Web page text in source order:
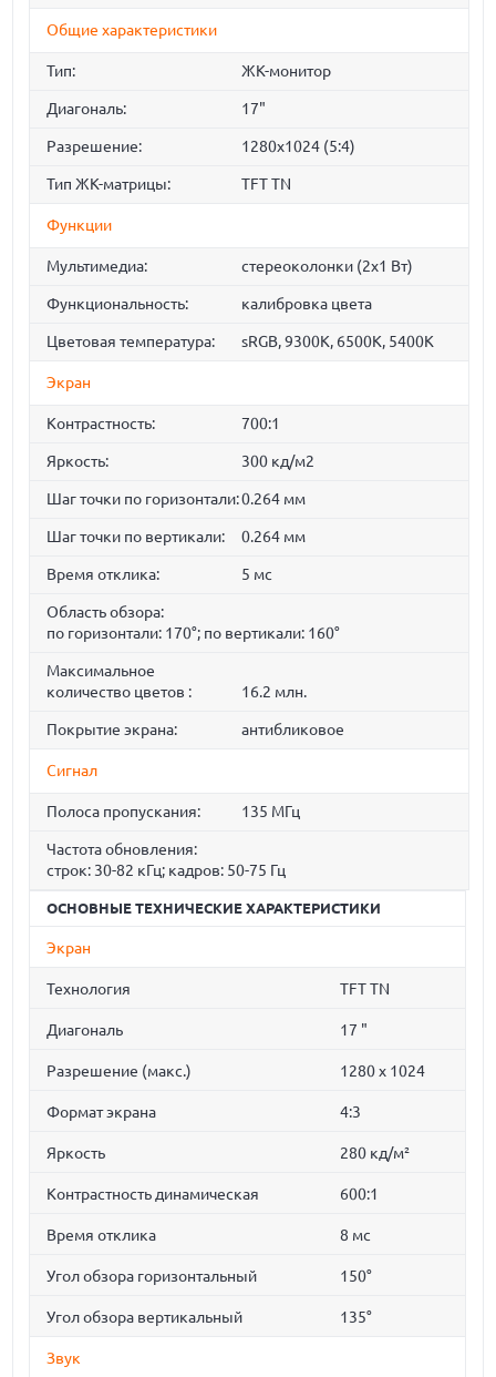
Общие характеристики
Тип: ЖК-монитор
Диагональ: 17"
Разрешение: 1280x1024 (5:4)
Тип ЖК-матрицы: TFT TN
Функции
Мультимедиа: стереоколонки (2x1 Вт)
Функциональность: калибровка цвета
Цветовая температура: sRGB, 9300K, 6500K, 5400K
Экран
Контрастность: 700:1
Яркость: 300 кд/м2
Шаг точки по горизонтали:0.264 мм
Шаг точки по вертикали: 0.264 мм
Время отклика: 5 мс
Область обзора:
по горизонтали: 170°; по вертикали: 160°
Максимальное
количество цветов :
16.2 млн.
Покрытие экрана: антибликовое
Сигнал
Полоса пропускания: 135 МГц
Частота обновления:
строк: 30-82 кГц; кадров: 50-75 Гц
ОСНОВНЫЕ ТЕХНИЧЕСКИЕ ХАРАКТЕРИСТИКИ
Экран
Технология TFT TN
Диагональ 17 "
Разрешение (макс.) 1280 x 1024
Формат экрана 4:3
Яркость 280 кд/м²
Контрастность динамическая 600:1
Время отклика 8 мс
Угол обзора горизонтальный 150°
Угол обзора вертикальный 135°
Звук